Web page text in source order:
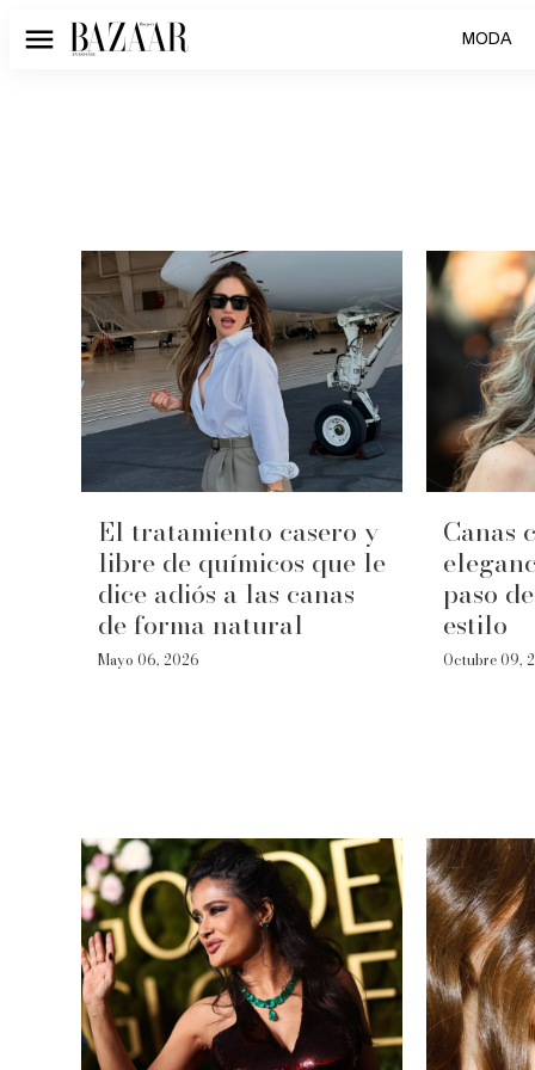
Menú MODA
El tratamiento casero y
libre de químicos que le
dice adiós a las canas
de forma natural
Mayo 06, 2026
Canas
paso
estilo
Octubre 09,